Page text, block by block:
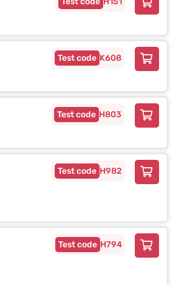
K608
H803
H982
H794